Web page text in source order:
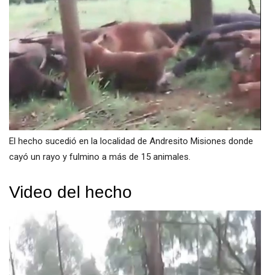
El hecho sucedió en la localidad de Andresito Misiones donde
cayó un rayo y fulmino a más de 15 animales.
Video del hecho
Reproductor
de
vídeo